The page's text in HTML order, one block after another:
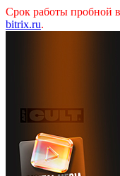
Срок работы пробной
bitrix.ru.